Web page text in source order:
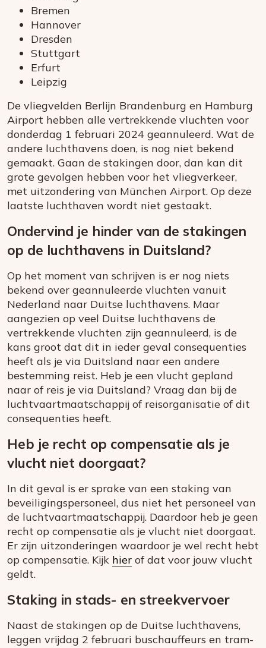
Bremen
Hannover
Dresden
Stuttgart
Erfurt
Leipzig
De vliegvelden Berlijn Brandenburg en Hamburg
Airport hebben alle vertrekkende vluchten voor
donderdag 1 februari 2024 geannuleerd. Wat de
andere luchthavens doen, is nog niet bekend
gemaakt. Gaan de stakingen door, dan kan dit
grote gevolgen hebben voor het vliegverkeer,
met uitzondering van München Airport. Op deze
laatste luchthaven wordt niet gestaakt.
Ondervind je hinder van de stakingen
op de luchthavens in Duitsland?
Op het moment van schrijven is er nog niets
bekend over geannuleerde vluchten vanuit
Nederland naar Duitse luchthavens. Maar
aangezien op veel Duitse luchthavens de
vertrekkende vluchten zijn geannuleerd, is de
kans groot dat dit in ieder geval consequenties
heeft als je via Duitsland naar een andere
bestemming reist. Heb je een vlucht gepland
naar of reis je via Duitsland? Vraag dan bij de
luchtvaartmaatschappij of reisorganisatie of dit
consequenties heeft.
Heb je recht op compensatie als je
vlucht niet doorgaat?
In dit geval is er sprake van een staking van
beveiligingspersoneel, dus niet het personeel van
de luchtvaartmaatschappij. Daardoor heb je geen
recht op compensatie als je vlucht niet doorgaat.
Er zijn uitzonderingen waardoor je wel recht hebt
op compensatie. Kijk hier of dat voor jouw vlucht
geldt.
Staking in stads- en streekvervoer
Naast de stakingen op de Duitse luchthavens,
leggen vrijdag 2 februari buschauffeurs en tram-